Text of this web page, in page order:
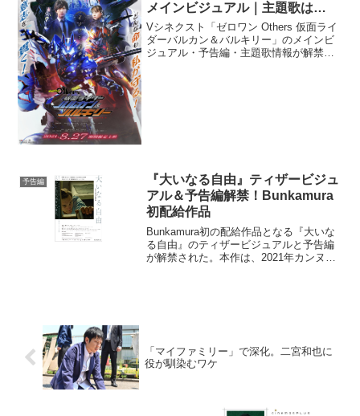
メインビジュアル｜主題歌は
MONKEY MAJIK
Vシネクスト「ゼロワン Others 仮面ライ
ダーバルカン＆バルキリー」のメインビ
ジュアル・予告編・主題歌情報が解禁さ
予告編
『大いなる自由』ティザービジュ
アル＆予告編解禁！Bunkamura
初配給作品
Bunkamura初の配給作品となる『大いな
る自由』のティザービジュアルと予告編
が解禁された。本作は、2021年カンヌ国
「マイファミリー」で深化。二宮和也に
役が馴染むワケ